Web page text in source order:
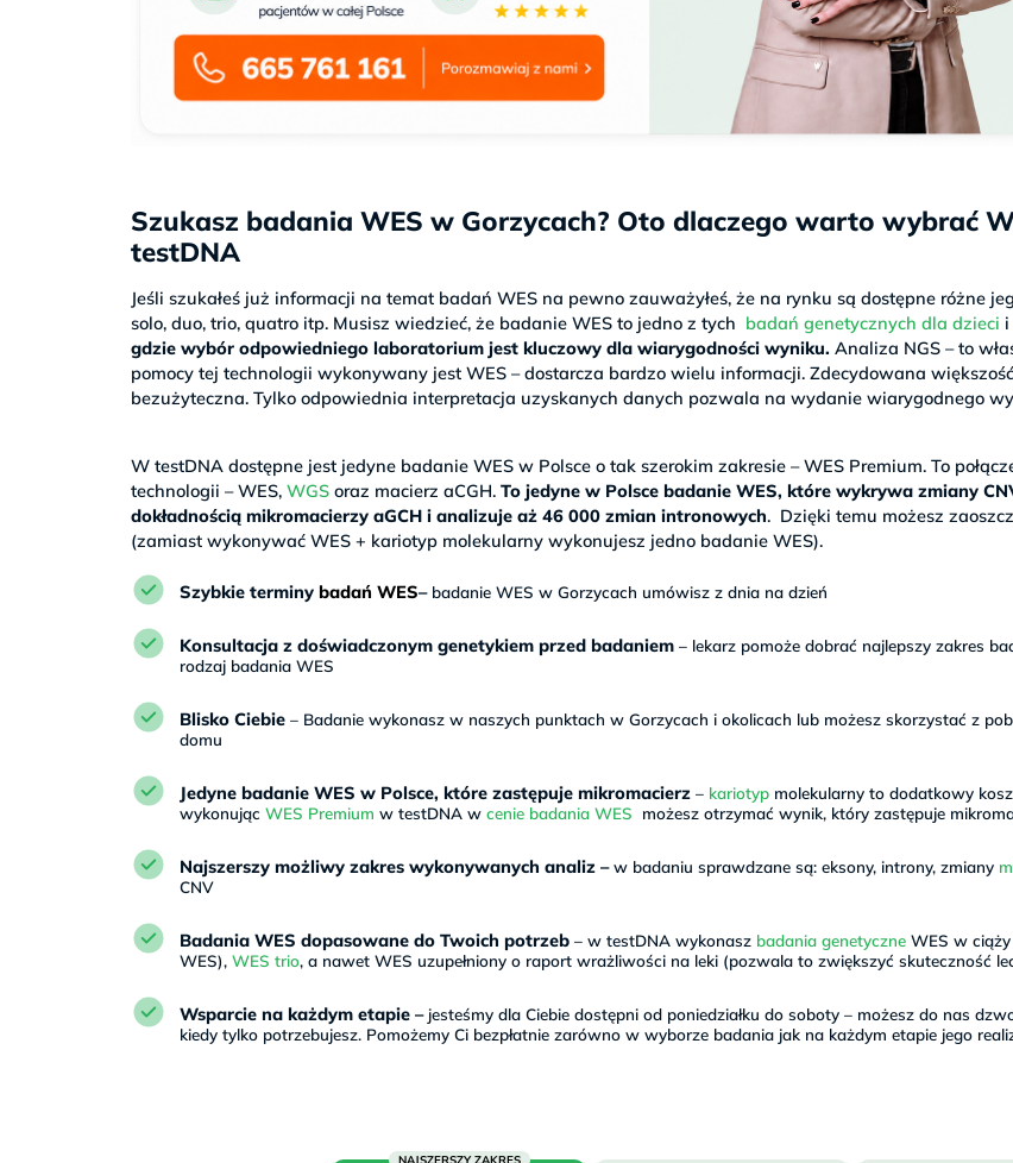
Szukasz badania WES w Gorzycach? Oto dlaczego warto wybrać
testDNA
Jeśli szukałeś już informacji na temat badań WES na pewno zauważyłeś, że na rynku są dostępne różne
solo, duo, trio, quatro itp. Musisz wiedzieć, że badanie WES to jedno z tych badań genetycznych dla dzieci i
gdzie wybór odpowiedniego laboratorium jest kluczowy dla wiarygodności wyniku. Analiza NGS – to
pomocy tej technologii wykonywany jest WES – dostarcza bardzo wielu informacji. Zdecydowana
bezużyteczna. Tylko odpowiednia interpretacja uzyskanych danych pozwala na wydanie wiarygodnego
W testDNA dostępne jest jedyne badanie WES w Polsce o tak szerokim zakresie – WES Premium. To
technologii – WES,WGS oraz macierz aCGH.To jedyne w Polsce badanie WES, które wykrywa zmiany
dokładnością mikromacierzy aGCH i analizuje aż 46 000 zmian intronowych. Dzięki temu możesz
(zamiast wykonywać WES + kariotyp molekularny wykonujesz jedno badanie WES).
Szybkie terminy badań WES–badanie WES w Gorzycach umówisz z dnia na dzień
Konsultacja z doświadczonym genetykiem przed badaniem– lekarz pomoże dobrać najlepszy zakres
rodzaj badania WES
Blisko Ciebie– Badanie wykonasz w naszych punktach w Gorzycach i okolicach lub możesz skorzystać z
domu
Jedyne badanie WES w Polsce, które zastępuje mikromacierz– kariotypmolekularny to dodatkowy
wykonując WES Premium w testDNA w cenie badania WES możesz otrzymać wynik, który zastępuje
Najszerszy możliwy zakres wykonywanych analiz –w badaniu sprawdzane są: eksony, introny, zmiany
CNV
Badania WES dopasowane do Twoich potrzeb– w testDNA wykonasz badania genetyczne WES w
WES), WES trio, a nawet WES uzupełniony o raport wrażliwości na leki (pozwala to zwiększyć skuteczność
Wsparcie na każdym etapie –jesteśmy dla Ciebie dostępni od poniedziałku do soboty – możesz do nas
kiedy tylko potrzebujesz. Pomożemy Ci bezpłatnie zarówno w wyborze badania jak na każdym etapie jego